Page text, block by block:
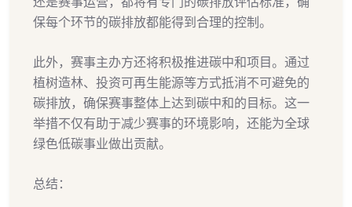
保每个环节的碳排放都能得到合理的控制。
此外，赛事主办方还将积极推进碳中和项目。通过
植树造林、投资可再生能源等方式抵消不可避免的
碳排放，确保赛事整体上达到碳中和的目标。这一
举措不仅有助于减少赛事的环境影响，还能为全球
绿色低碳事业做出贡献。
总结：